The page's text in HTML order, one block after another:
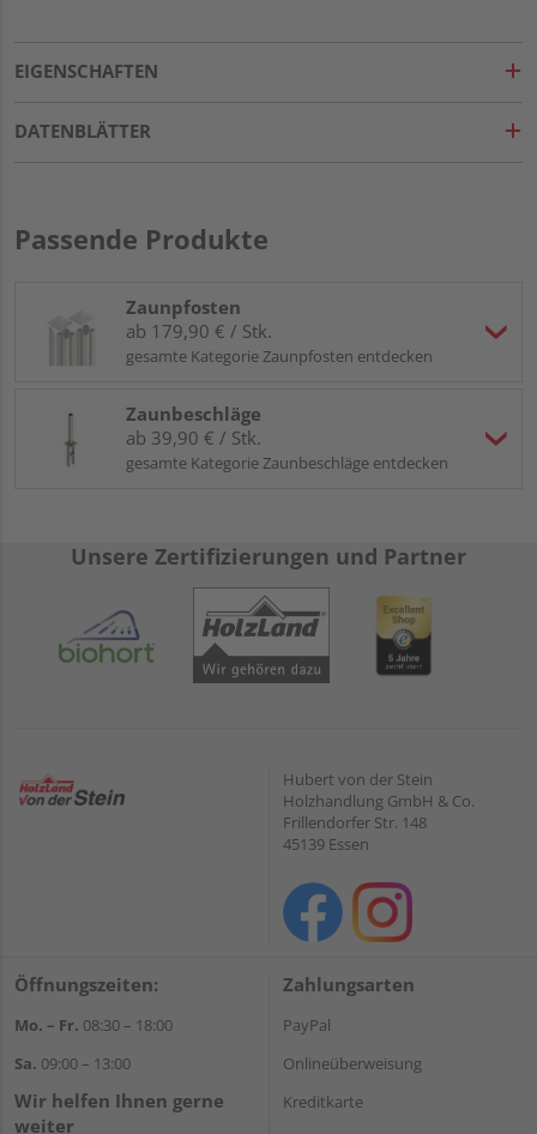
EIGENSCHAFTEN
DATENBLÄTTER
Passende Produkte
Zaunpfosten
ab 179,90 € / Stk.
gesamte Kategorie Zaunpfosten entdecken
Zaunbeschläge
ab 39,90 € / Stk.
gesamte Kategorie Zaunbeschläge entdecken
Unsere Zertifizierungen und Partner
Hubert von der Stein
Holzhandlung GmbH & Co.
Frillendorfer Str. 148
45139 Essen
Öffnungszeiten:
Mo. – Fr. 08:30 – 18:00
Sa. 09:00 – 13:00
Wir helfen Ihnen gerne
weiter
Zahlungsarten
PayPal
Onlineüberweisung
Kreditkarte